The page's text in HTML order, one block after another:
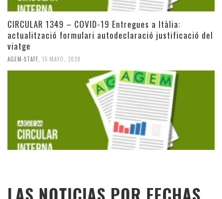
CIRCULAR 1349 – COVID-19 Entregues a Itàlia:
actualització formulari autodeclaració justificació del
viatge
AGEM-STAFF 15 MAYO, 2020